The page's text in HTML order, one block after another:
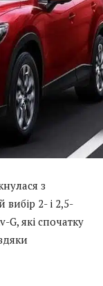
з
2- і 2,5-
G, які спочатку